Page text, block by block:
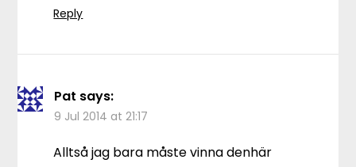
Reply
Pat says:
9 Jul 2014 at 21:17
Alltså jag bara måste vinna denhär